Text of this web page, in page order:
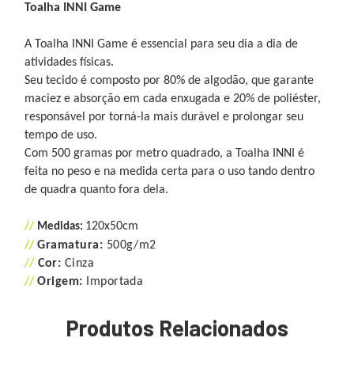
Toalha INNI Game
A Toalha INNI Game é essencial para seu dia a dia de
atividades físicas.
Seu tecido é composto por 80% de algodão, que garante
maciez e absorção em cada enxugada e 20% de poliéster,
responsável por torná-la mais durável e prolongar seu
tempo de uso.
Com 500 gramas por metro quadrado, a Toalha INNI é
feita no peso e na medida certa para o uso tando dentro
de quadra quanto fora dela.
// Medidas: 120x50cm
// Gramatura: 500g/m2
// Cor: Cinza
// Origem: Importada
Produtos Relacionados